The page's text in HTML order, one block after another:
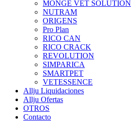
MONGE VET SOLUTION
NUTRAM
ORIGENS
Pro Plan
RICO CAN
RICO CRACK
REVOLUTION
SIMPARICA
SMARTPET
VETESSENCE
Allju Liquidaciones
Allju Ofertas
OTROS
Contacto